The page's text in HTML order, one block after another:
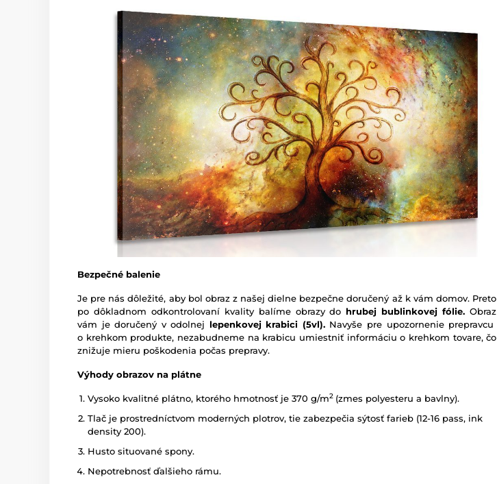
Bezpečné balenie
Je pre nás dôležité, aby bol obraz z našej dielne bezpečne doručený až k vám domov. Preto
po dôkladnom odkontrolovaní kvality balíme obrazy do hrubej bublinkovej fólie. Obraz
vám je doručený v odolnej lepenkovej krabici (5vl).Navyše pre upozornenie prepravcu
o krehkom produkte, nezabudneme na krabicu umiestniť informáciu o krehkom tovare, čo
znižuje mieru poškodenia počas prepravy.
Výhody obrazov na plátne
Vysoko kvalitné plátno, ktorého hmotnosť je 370 g/m2 (zmes polyesteru a bavlny).
Tlač je prostredníctvom moderných plotrov, tie zabezpečia sýtosť farieb (12-16 pass, ink
density 200).
Husto situované spony.
Nepotrebnosť ďalšieho rámu.